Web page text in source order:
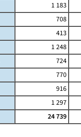
1 183
708
413
1 248
724
770
916
1 297
24 739